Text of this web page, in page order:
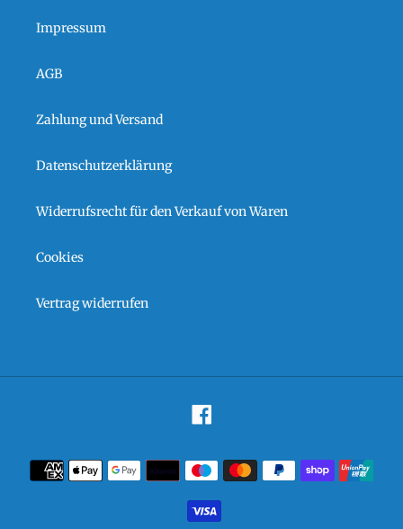
Impressum
AGB
Zahlung und Versand
Datenschutzerklärung
Widerrufsrecht für den Verkauf von Waren
Cookies
Vertrag widerrufen
Zahlungsarten